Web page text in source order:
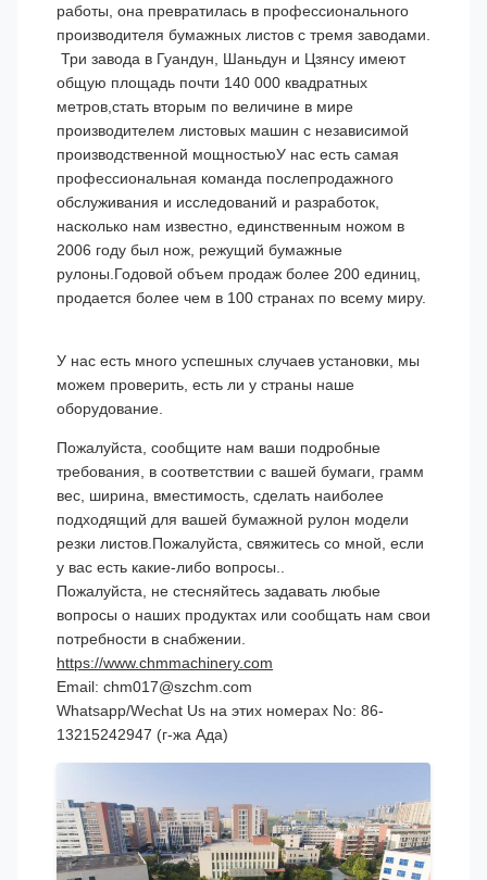
работы, она превратилась в профессионального
производителя бумажных листов с тремя заводами.
Три завода в Гуандун, Шаньдун и Цзянсу имеют
общую площадь почти 140 000 квадратных
метров,стать вторым по величине в мире
производителем листовых машин с независимой
производственной мощностьюУ нас есть самая
профессиональная команда послепродажного
обслуживания и исследований и разработок,
насколько нам известно, единственным ножом в
2006 году был нож, режущий бумажные
рулоны.Годовой объем продаж более 200 единиц,
продается более чем в 100 странах по всему миру.
У нас есть много успешных случаев установки, мы
можем проверить, есть ли у страны наше
оборудование.
Пожалуйста, сообщите нам ваши подробные
требования, в соответствии с вашей бумаги, грамм
вес, ширина, вместимость, сделать наиболее
подходящий для вашей бумажной рулон модели
резки листов.Пожалуйста, свяжитесь со мной, если
у вас есть какие-либо вопросы..
Пожалуйста, не стесняйтесь задавать любые
вопросы о наших продуктах или сообщать нам свои
потребности в снабжении.
https://www.chmmachinery.com
Email: chm017@szchm.com
Whatsapp/Wechat Us на этих номерах No: 86-
13215242947 (г-жа Ада)